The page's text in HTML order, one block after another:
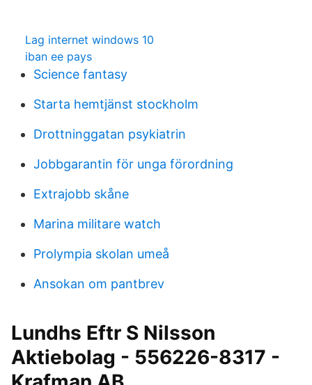
Lag internet windows 10
iban ee pays
Science fantasy
Starta hemtjänst stockholm
Drottninggatan psykiatrin
Jobbgarantin för unga förordning
Extrajobb skåne
Marina militare watch
Prolympia skolan umeå
Ansokan om pantbrev
Lundhs Eftr S Nilsson
Aktiebolag - 556226-8317 -